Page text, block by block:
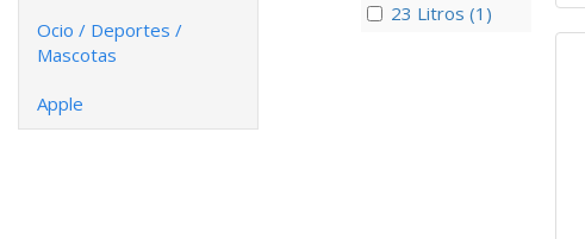
Ocio / Deportes /
Mascotas
Apple
23 Litros (1)